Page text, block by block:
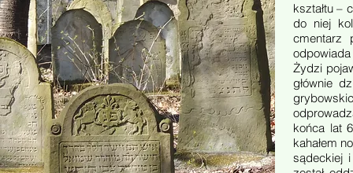
kształtu –
do niej
cmentarz
Żydzi
głównie
końca lat
kahałem
sądeckiej